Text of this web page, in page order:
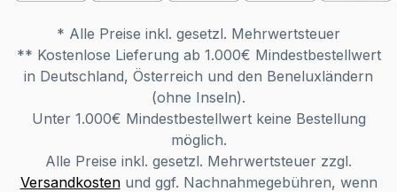
beachten Sie bei jeder Planung je 2 cm
Montageluft zur Decke und zur Seite.
Möbel ist zerlegt (Montage erforderlich).
Farben können auf verschiedenen
Bildschirmen abweichen. Deko oder andere
Beimöbel sind nicht enthalten. Abbildung
kann abweichen.
* Alle Preise inkl. gesetzl. Mehrwertsteuer
** Kostenlose Lieferung ab 1.000€ Mindestbestellwert
in Deutschland, Österreich und den Beneluxländern
(ohne Inseln).
Unter 1.000€ Mindestbestellwert keine Bestellung
möglich.
Alle Preise inkl. gesetzl. Mehrwertsteuer zzgl.
Versandkostenund ggf. Nachnahmegebühren, wenn